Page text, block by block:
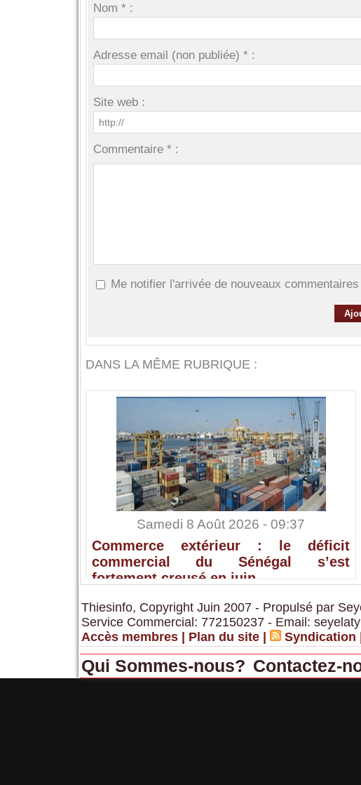
Nom * :
Adresse email (non publiée) * :
Site web :
Commentaire * :
Me notifier l'arrivée de nouveaux commentaires
DANS LA MÊME RUBRIQUE :
Samedi 8 Août 2026 - 09:37
Commerce extérieur : le déficit
commercial du Sénégal s’est
fortement creusé en juin
Thiesinfo, Copyright Juin 2007 - Propulsé par
Service Commercial: 772150237 - Email:
Accès membres | Plan du site | Syndication
Qui Sommes-nous? Contactez-